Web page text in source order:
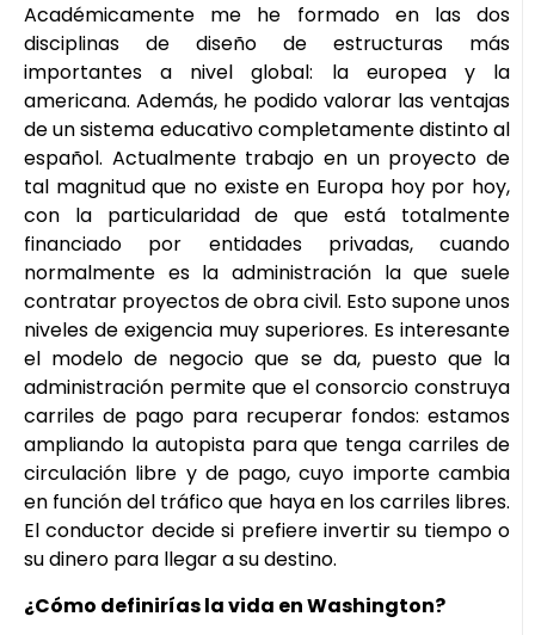
Académicamente me he formado en las dos
disciplinas de diseño de estructuras más
importantes a nivel global: la europea y la
americana. Además, he podido valorar las ventajas
de un sistema educativo completamente distinto al
español. Actualmente trabajo en un proyecto de
tal magnitud que no existe en Europa hoy por hoy,
con la particularidad de que está totalmente
financiado por entidades privadas, cuando
normalmente es la administración la que suele
contratar proyectos de obra civil. Esto supone unos
niveles de exigencia muy superiores. Es interesante
el modelo de negocio que se da, puesto que la
administración permite que el consorcio construya
carriles de pago para recuperar fondos: estamos
ampliando la autopista para que tenga carriles de
circulación libre y de pago, cuyo importe cambia
en función del tráfico que haya en los carriles libres.
El conductor decide si prefiere invertir su tiempo o
su dinero para llegar a su destino.
¿Cómo definirías la vida en Washington?